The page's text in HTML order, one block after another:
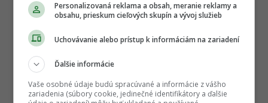
Personalizovaná reklama a obsah, meranie reklamy a
obsahu, prieskum cieľových skupín a vývoj služieb
Uchovávanie alebo prístup k informáciám na zariadení
Ďalšie informácie
Vaše osobné údaje budú spracúvané a informácie z vášho
zariadenia (súbory cookie, jedinečné identifikátory a ďalšie